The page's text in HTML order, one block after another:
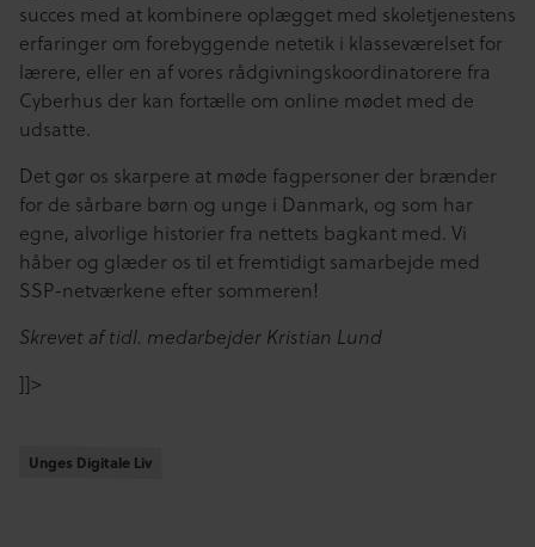
succes med at kombinere oplægget med skoletjenestens
erfaringer om forebyggende netetik i klasseværelset for
lærere, eller en af vores rådgivningskoordinatorere fra
Cyberhus der kan fortælle om online mødet med de
udsatte.
Det gør os skarpere at møde fagpersoner der brænder
for de sårbare børn og unge i Danmark, og som har
egne, alvorlige historier fra nettets bagkant med. Vi
håber og glæder os til et fremtidigt samarbejde med
SSP-netværkene efter sommeren!
Skrevet af tidl. medarbejder Kristian Lund
]]>
Unges Digitale Liv
Unges Digitale Liv